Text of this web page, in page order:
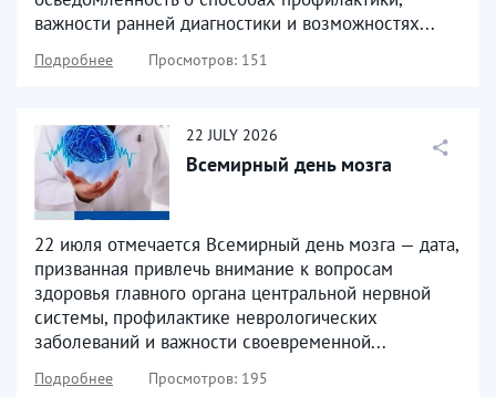
важности ранней диагностики и возможностях...
Подробнее Просмотров: 151
22 JULY 2026
Всемирный день мозга
22 июля отмечается Всемирный день мозга — дата,
призванная привлечь внимание к вопросам
здоровья главного органа центральной нервной
системы, профилактике неврологических
заболеваний и важности своевременной...
Подробнее Просмотров: 195